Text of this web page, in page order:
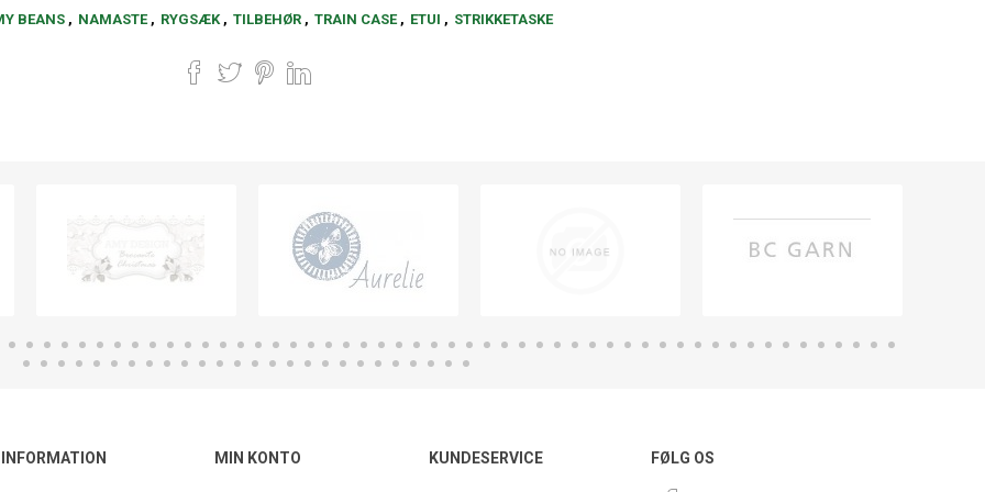
BEANS , NAMASTE , RYGSÆK , TILBEHØR , TRAIN CASE , ETUI , STRIKKETASKE
INFORMATION MIN KONTO KUNDESERVICE FØLG OS